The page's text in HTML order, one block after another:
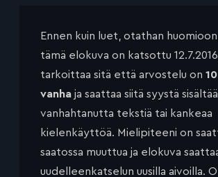
Ennen kuin luet, otathan
tämä elokuva on katsottu
tarkoittaa sitä että arvostelu on
vanha ja saattaa siitä syystä sisältää
vanhahtanutta tekstiä tai kankeaa
kielenkäyttöä. Mielipiteeni on
saatossa muuttua ja elokuva
uudelleenkatselun uusilla aivoilla.